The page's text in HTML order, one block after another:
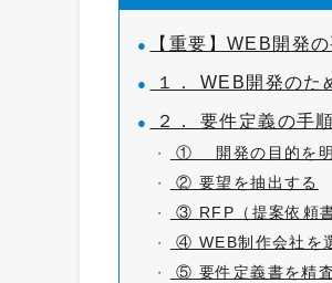
【重要】WEB開発
１． WEB開発のた
２． 要件定義の手順
① 開発の目的を明
② 要望を抽出する
③ RFP（提案依頼
④ WEB制作会社を
⑤ 要件定義書を精